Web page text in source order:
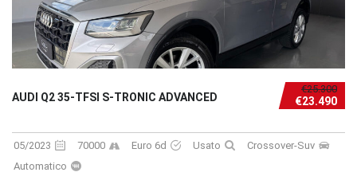
€25.300
€23.490
AUDI Q2 35-TFSI S-TRONIC ADVANCED
05/2023 70000 Euro 6d Usato
Crossover-Suv
Automatico